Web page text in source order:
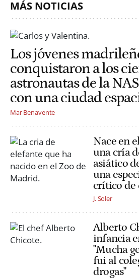
MÁS NOTICIAS
Los jóvenes
conquistaron a los
astronautas de la
con una ciudad
Mar Benavente
Nace en
una cría
asiático
una
crítico de
J. Soler
Alberto
infancia
"Mucha
fui al
drogas"